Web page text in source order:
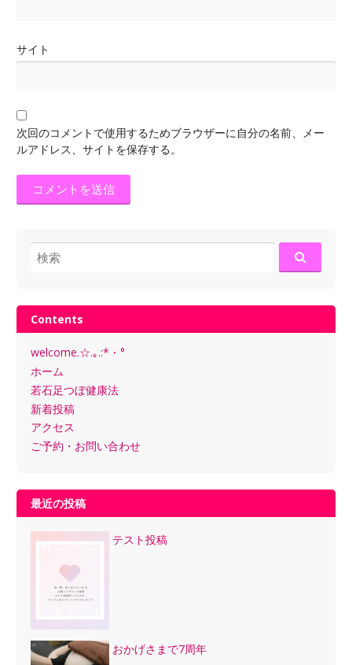
サイト
次回のコメントで使用するためブラウザーに自分の名前、メー
ルアドレス、サイトを保存する。
検
索:
Contents
welcome.☆.｡.:*・°
ホーム
若石足つぼ健康法
新着投稿
アクセス
ご予約・お問い合わせ
最近の投稿
テスト投稿
おかげさまで7周年